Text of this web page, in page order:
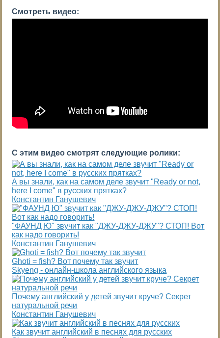
Смотреть видео:
С этим видео смотрят следующие ролики:
А вы знали, как на самом деле звучит "Ready or not,
here I come" в русских прятках?
Константин Ганушевич
"ФАУНД Ю" звучит как "ДЖУ-ДЖУ-ДЖУ"? СТОП! Вот
как надо говорить!
Константин Ганушевич
Ghoti = fish? Вот почему так звучит
Skyeng - онлайн-школа английского языка
Почему английский у детей звучит круче? Секрет
натуральной речи
Константин Ганушевич
Как звучит английский в песнях для русских